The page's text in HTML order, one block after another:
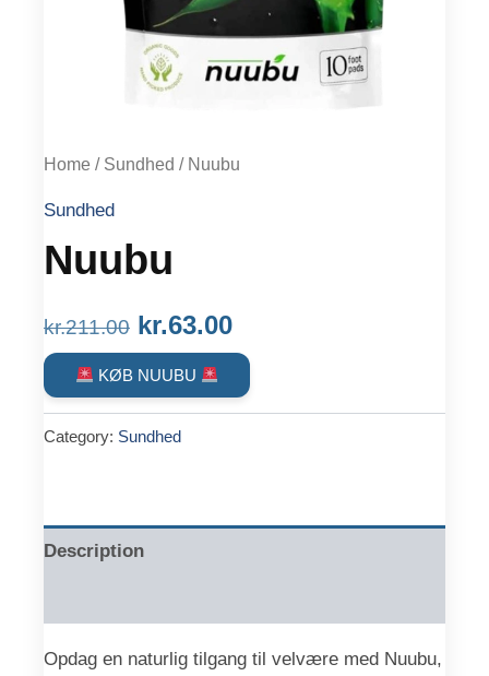
Home / Sundhed / Nuubu
Sundhed
Nuubu
kr.211.00 Original
price
was:
kr.63.00Current
price
is:
KØB NUUBU
Category: Sundhed
Description
Opdag en naturlig tilgang til velvære med Nuubu,